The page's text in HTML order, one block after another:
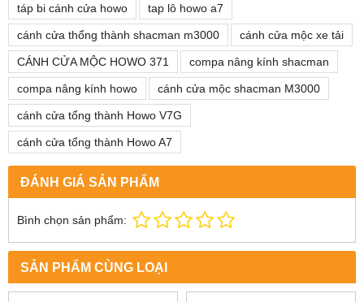
táp bi cánh cửa howo tap lô howo a7
cánh cửa thổng thành shacman m3000 cánh cửa mộc xe tải
CÁNH CỬA MỘC HOWO 371 compa nâng kính shacman
compa nâng kính howo cánh cửa mộc shacman M3000
cánh cửa tổng thành Howo V7G
cánh cửa tổng thành Howo A7
ĐÁNH GIÁ SẢN PHẨM
Bình chọn sản phẩm:
SẢN PHẨM CÙNG LOẠI